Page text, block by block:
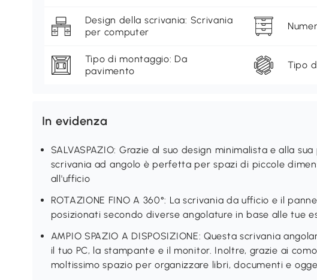
Design della scrivania: Scrivania
per computer
Tipo di montaggio: Da
pavimento
Tipo
In evidenza
SALVASPAZIO: Grazie al suo design minimalista e alla
scrivania ad angolo è perfetta per spazi di piccole
all'ufficio
ROTAZIONE FINO A 360°: La scrivania da ufficio e il
posizionati secondo diverse angolature in base alle tue
AMPIO SPAZIO A DISPOSIZIONE: Questa scrivania
il tuo PC, la stampante e il monitor. Inoltre, grazie ai
moltissimo spazio per organizzare libri, documenti e